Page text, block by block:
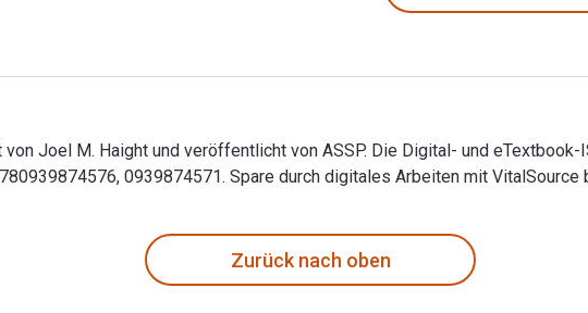
Joel M. Haight und veröffentlicht von ASSP. Die Digital- und
0939874571. Spare durch digitales Arbeiten mit VitalSource
Zurück nach oben